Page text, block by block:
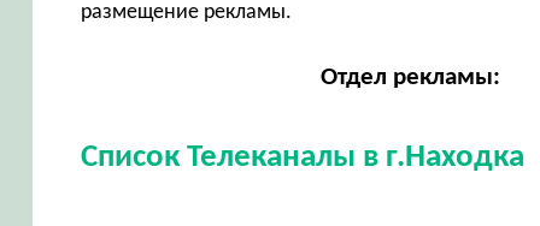
размещение рекламы.
Отдел рекламы:
Список Телеканалы в г.Находка